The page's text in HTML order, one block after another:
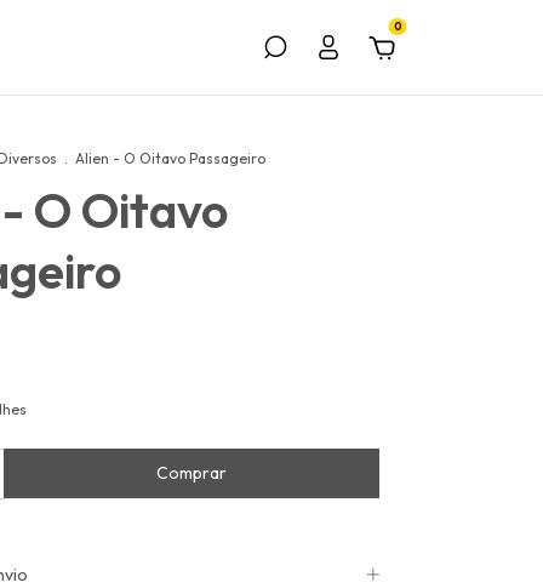
0
. Alien - O Oitavo Passageiro
O Oitavo